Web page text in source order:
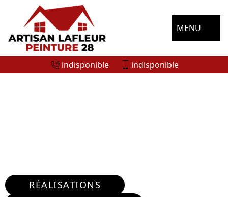
MENU
indisponible indisponible
RÉALISATIONS